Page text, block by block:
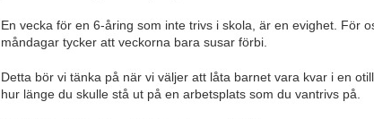
En vecka för en 6-åring som inte trivs i skola, är en evighet. För
måndagar tycker att veckorna bara susar förbi.
Detta bör vi tänka på när vi väljer att låta barnet vara kvar i en
hur länge du skulle stå ut på en arbetsplats som du vantrivs på.